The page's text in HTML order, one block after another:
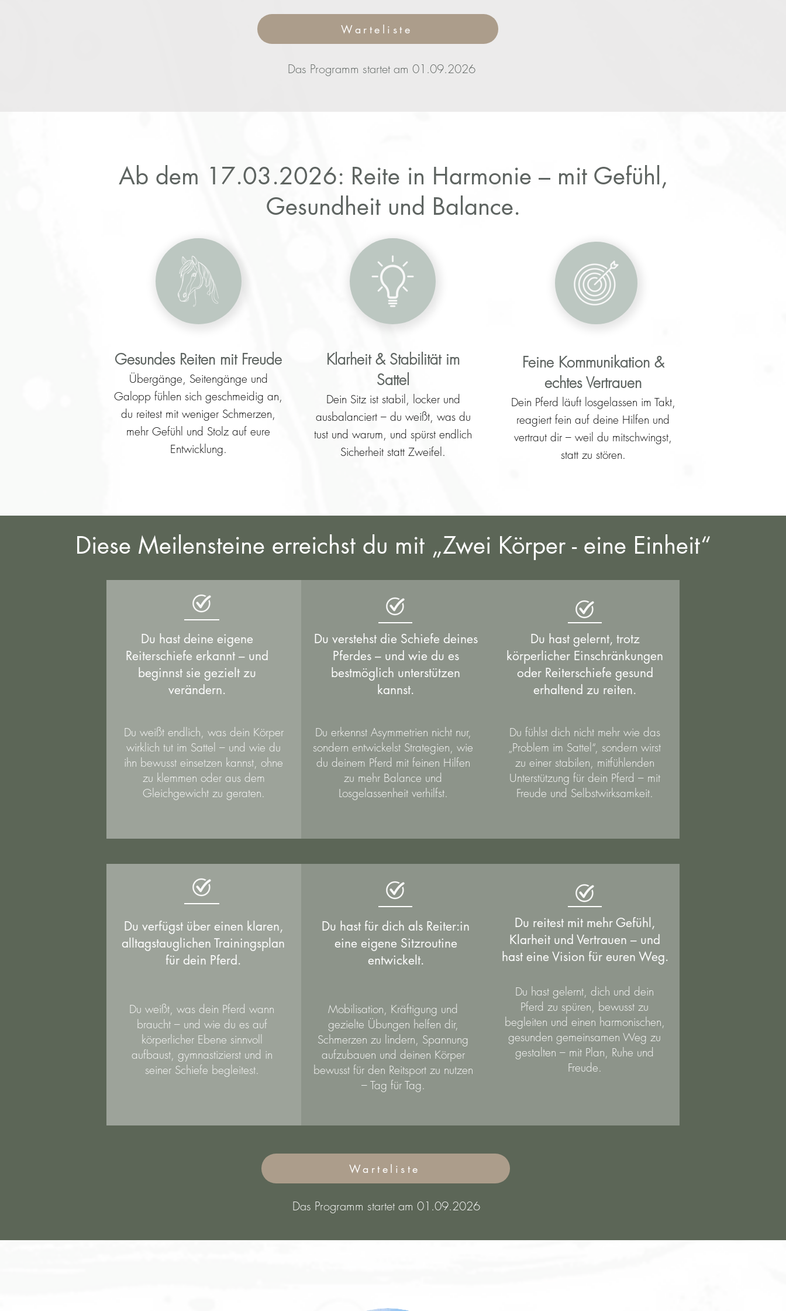
Warteliste
Das Programm startet am 01.09.2026
Ab dem 17.03.2026: Reite in Harmonie – mit Gefühl,
Gesundheit und Balance.
Gesundes Reiten mit Freude
Übergänge, Seitengänge und
Galopp fühlen sich geschmeidig an,
du reitest mit weniger Schmerzen,
mehr Gefühl und Stolz auf eure
Entwicklung.
Klarheit & Stabilität im
Sattel
Dein Sitz ist stabil, locker und
ausbalanciert – du weißt, was du
tust und warum, und spürst endlich
Sicherheit statt Zweifel.
Feine Kommunikation &
echtes Vertrauen
Dein Pferd läuft losgelassen im Takt,
reagiert fein auf deine Hilfen und
vertraut dir – weil du mitschwingst,
statt zu stören.
Diese Meilensteine erreichst du mit „Zwei Körper - eine Einheit“
Du hast deine eigene
Reiterschiefe erkannt – und
beginnst sie gezielt zu
verändern.
Du weißt endlich, was dein Körper
wirklich tut im Sattel – und wie du
ihn bewusst einsetzen kannst, ohne
zu klemmen oder aus dem
Gleichgewicht zu geraten.
Du verstehst die Schiefe deines
Pferdes – und wie du es
bestmöglich unterstützen
kannst.
Du erkennst Asymmetrien nicht nur,
sondern entwickelst Strategien, wie
du deinem Pferd mit feinen Hilfen
zu mehr Balance und
Losgelassenheit verhilfst.
Du hast gelernt, trotz
körperlicher Einschränkungen
oder Reiterschiefe gesund
erhaltend zu reiten.
Du fühlst dich nicht mehr wie das
„Problem im Sattel“, sondern wirst
zu einer stabilen, mitfühlenden
Unterstützung für dein Pferd – mit
Freude und Selbstwirksamkeit.
Du verfügst über einen klaren,
alltagstauglichen Trainingsplan
für dein Pferd.
Du weißt, was dein Pferd wann
braucht – und wie du es auf
körperlicher Ebene sinnvoll
aufbaust, gymnastizierst und in
seiner Schiefe begleitest.
Du hast für dich als Reiter:in
eine eigene Sitzroutine
entwickelt.
Mobilisation, Kräftigung und
gezielte Übungen helfen dir,
Schmerzen zu lindern, Spannung
aufzubauen und deinen Körper
bewusst für den Reitsport zu nutzen
– Tag für Tag.
Du reitest mit mehr Gefühl,
Klarheit und Vertrauen – und
hast eine Vision für euren Weg.
Du hast gelernt, dich und dein
Pferd zu spüren, bewusst zu
begleiten und einen harmonischen,
gesunden gemeinsamen Weg zu
gestalten – mit Plan, Ruhe und
Freude.
Warteliste
Das Programm startet am 01.09.2026